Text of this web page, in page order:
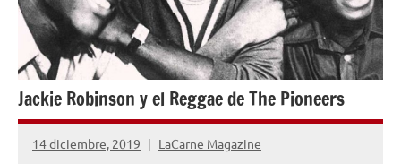
Jackie Robinson y el Reggae de The Pioneers
14 diciembre, 2019 LaCarne Magazine
No